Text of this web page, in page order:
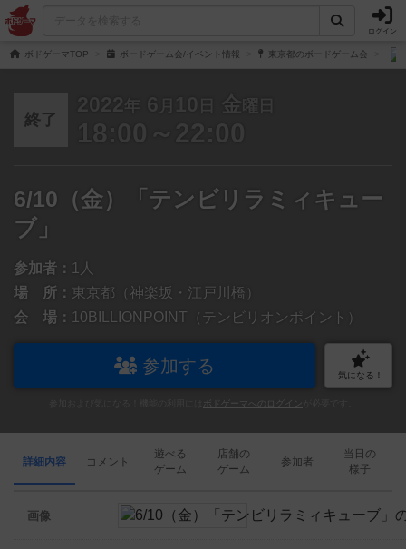
ログイン
ボドゲーマTOP ボードゲーム会/イベント情報 東京都のボードゲーム会
終了
2022 年 6 月 10 日 金 曜日
18:00～22:00
6/10（金）「テンビリラミィキュー
ブ」
参加者： 1人
場 所： 東京都（神楽坂・江戸川橋）
会 場： 10BILLIONPOINT（テンビリオンポイント）
参加する 気になる！
ボドゲーマへのログイン
詳細内容 コメント
遊べる
ゲーム
店舗の
ゲーム
参加者
当日の
様子
画像